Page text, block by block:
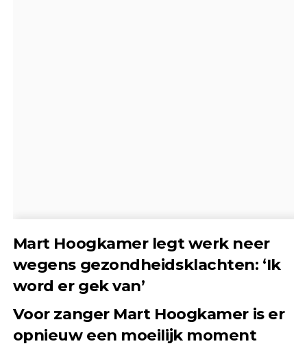
Mart Hoogkamer legt werk neer
wegens gezondheidsklachten: ‘Ik
word er gek van’
Voor zanger Mart Hoogkamer is er
opnieuw een moeilijk moment